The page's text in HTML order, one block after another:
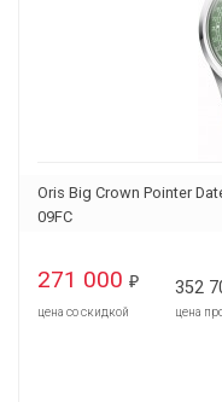
Oris Big Crown Pointer
09FC
271 000 ₽
цена со скидкой
352
цена